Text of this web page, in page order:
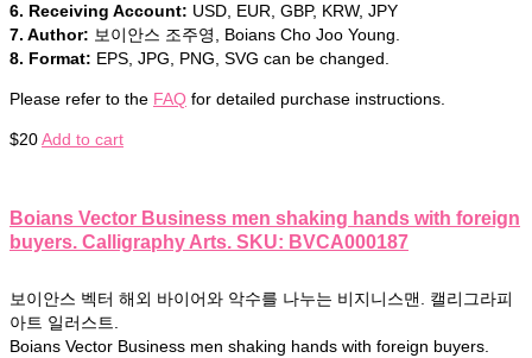
6. Receiving Account: USD, EUR, GBP, KRW, JPY
7. Author: 보이안스 조주영, Boians Cho Joo Young.
8. Format: EPS, JPG, PNG, SVG can be changed.
Please refer to the FAQ for detailed purchase instructions.
$20Add to cart
Boians Vector Business men shaking hands with foreign
buyers. Calligraphy Arts. SKU: BVCA000187
보이안스 벡터 해외 바이어와 악수를 나누는 비지니스맨. 캘리그라피
아트 일러스트.
Boians Vector Business men shaking hands with foreign buyers.